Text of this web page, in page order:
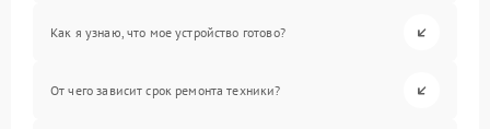
Как я узнаю, что мое устройство готово?
От чего зависит срок ремонта техники?